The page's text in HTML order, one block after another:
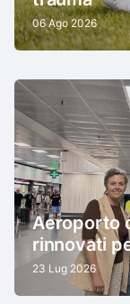
06 Ago 2026
Aeroporto
rinnovati
23 Lug 2026